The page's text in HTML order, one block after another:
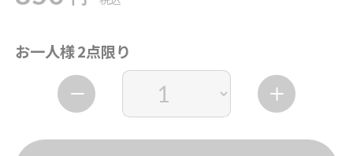
お一人様 2点限り